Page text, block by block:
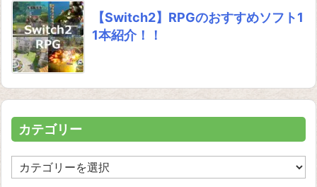
【Switch2】RPGのおすすめソフト1
1本紹介！！
カテゴリー
カ
テ